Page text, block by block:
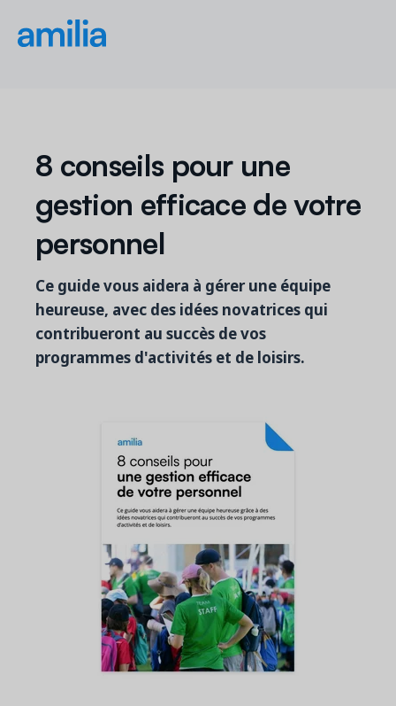
8 conseils pour une
gestion efficace de votre
personnel
Ce guide vous aidera à gérer une équipe
heureuse, avec des idées novatrices qui
contribueront au succès de vos
programmes d'activités et de loisirs.